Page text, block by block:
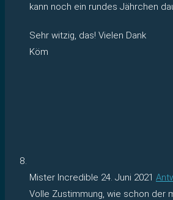
kann noch ein rundes Jährchen
Sehr witzig, das! Vielen Dank
Köm
Mister Incredible 24. Juni 2021
Volle Zustimmung, wie schon der